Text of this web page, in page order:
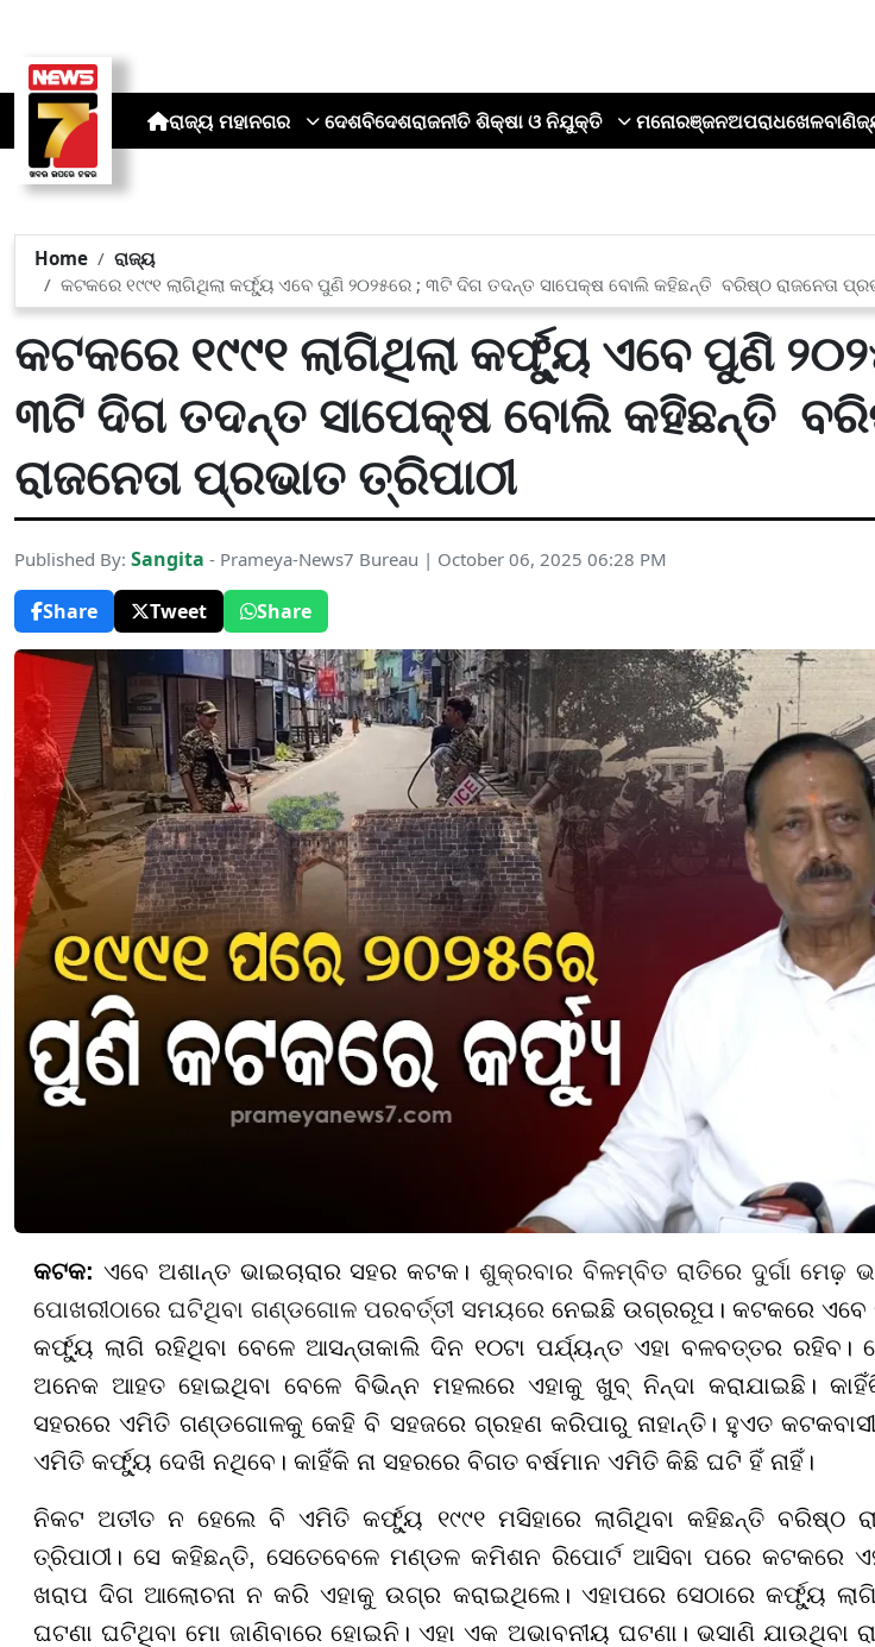
ରାଜ୍ୟ ମହାନଗର ଦେଶବିଦେଶରାଜନୀତି ଶିକ୍ଷା ଓ ନିଯୁକ୍ତି ମନୋରଞ୍ଜନଅପରାଧଖେଳ
Home
ରାଜ୍ୟ
କଟକରେ ୧୯୯୧ ଲାଗିଥିଲା କର୍ଫ୍ୟୁ ଏବେ ପୁଣି ୨୦୨୫ରେ ; ୩ଟି ଦିଗ ତଦନ୍ତ ସାପେକ୍ଷ ବୋଲି କହିଛନ୍ତି ବରିଷ୍ଠ ରାଜନେତା
କଟକରେ ୧୯୯୧ ଲାଗିଥିଲା କର୍ଫ୍ୟୁ ଏବେ ପୁଣି
୩ଟି ଦିଗ ତଦନ୍ତ ସାପେକ୍ଷ ବୋଲି କହିଛନ୍ତି
ରାଜନେତା ପ୍ରଭାତ ତ୍ରିପାଠୀ
Published By: Sangita - Prameya-News7 Bureau | October 06, 2025 06:28 PM
Share
Tweet Share
କଟକ: ଏବେ ଅଶାନ୍ତ ଭାଇଚାରାର ସହର କଟକ।ଶୁକ୍ରବାର ବିଳମ୍ବିତ ରାତିରେ ଦୁର୍ଗା ମେଢ଼
ପୋଖରୀଠାରେ ଘଟିଥିବା ଗଣ୍ଡଗୋଳ ପରବର୍ତ୍ତୀ ସମୟରେ ନେଇଛି ଉଗ୍ରରୂପ। କଟକରେ ଏବେ
କର୍ଫ୍ୟୁ ଲାଗି ରହିଥିବା ବେଳେ ଆସନ୍ତାକାଲି ଦିନ ୧୦ଟା ପର୍ଯ୍ୟନ୍ତ ଏହା ବଳବତ୍ତର ରହିବ।
ଅନେକ ଆହତ ହୋଇଥିବା ବେଳେ ବିଭିନ୍ନ ମହଲରେ ଏହାକୁ ଖୁବ୍ ନିନ୍ଦା କରାଯାଇଛି। କାହିଁକି
ସହରରେ ଏମିତି ଗଣ୍ଡଗୋଳକୁ କେହି ବି ସହଜରେ ଗ୍ରହଣ କରିପାରୁ ନାହାନ୍ତି। ହୁଏତ
ଏମିତି କର୍ଫ୍ୟୁ ଦେଖି ନଥିବେ। କାହିଁକି ନା ସହରରେ ବିଗତ ବର୍ଷମାନ ଏମିତି କିଛି ଘଟି ହିଁ ନାହିଁ।
ନିକଟ ଅତୀତ ନ ହେଲେ ବି ଏମିତି କର୍ଫ୍ୟୁ ୧୯୯୧ମସିହାରେ ଲାଗିଥିବା କହିଛନ୍ତି ବରିଷ୍ଠ
ତ୍ରିପାଠୀ। ସେ କହିଛନ୍ତି, ସେତେବେଳେ ମଣ୍ଡଳ କମିଶନ ରିପୋର୍ଟ ଆସିବା ପରେ କଟକରେ
ଖରାପ ଦିଗ ଆଲୋଚନା ନ କରି ଏହାକୁ ଉଗ୍ର କରାଇଥିଲେ। ଏହାପରେ ସେଠାରେ କର୍ଫ୍ୟୁ
ଘଟଣା ଘଟିଥିବା ମୋ ଜାଣିବାରେ ହୋଇନି। ଏହା ଏକ ଅଭାବନୀୟ ଘଟଣା। ଭସାଣି ଯାଉଥିବା